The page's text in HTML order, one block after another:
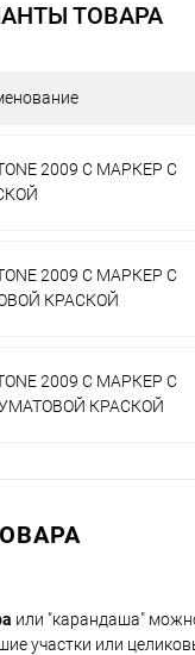
ТОВАРА
2009 C МАРКЕР С
2009 C МАРКЕР С
КРАСКОЙ
2009 C МАРКЕР С
КРАСКОЙ
или "карандаша"
участки или